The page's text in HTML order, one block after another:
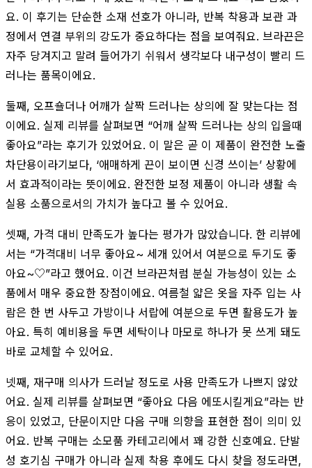
요. 이 후기는 단순한 소재 선호가 아니라, 반복 착용과 보관 과
정에서 연결 부위의 강도가 중요하다는 점을 보여줘요. 브라끈은
자주 당겨지고 말려 들어가기 쉬워서 생각보다 내구성이 빨리 드
러나는 품목이에요.
둘째, 오프숄더나 어깨가 살짝 드러나는 상의에 잘 맞는다는 점
이에요. 실제 리뷰를 살펴보면 “어깨 살짝 드러나는 상의 입을때
좋아요”라는 후기가 있었어요. 이 말은 곧 이 제품이 완전한 노출
차단용이라기보다, ‘애매하게 끈이 보이면 신경 쓰이는’ 상황에
서 효과적이라는 뜻이에요. 완전한 보정 제품이 아니라 생활 속
실용 소품으로서의 가치가 높다고 볼 수 있어요.
셋째, 가격 대비 만족도가 높다는 평가가 많았습니다. 한 리뷰에
서는 “가격대비 너무 좋아요~ 세개 있어서 여분으로 두기도 좋
아요~♡”라고 했어요. 이건 브라끈처럼 분실 가능성이 있는 소
품에서 매우 중요한 장점이에요. 여름철 얇은 옷을 자주 입는 사
람은 한 번 사두고 가방이나 서랍에 여분으로 두면 활용도가 높
아요. 특히 예비용을 두면 세탁이나 마모로 하나가 못 쓰게 돼도
바로 교체할 수 있어요.
넷째, 재구매 의사가 드러날 정도로 사용 만족도가 나쁘지 않았
어요. 실제 리뷰를 살펴보면 “좋아요 다음 에또시킬게요”라는 반
응이 있었고, 단문이지만 다음 구매 의향을 표현한 점이 의미 있
어요. 반복 구매는 소모품 카테고리에서 꽤 강한 신호예요. 단발
성 호기심 구매가 아니라 실제 착용 후에도 다시 찾을 정도라면,